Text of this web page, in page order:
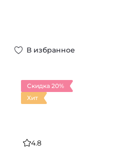
В избранное
Скидка 20%
Хит
4.8